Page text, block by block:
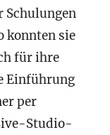
konnten sie
für ihre
Einführung
per
Studio-